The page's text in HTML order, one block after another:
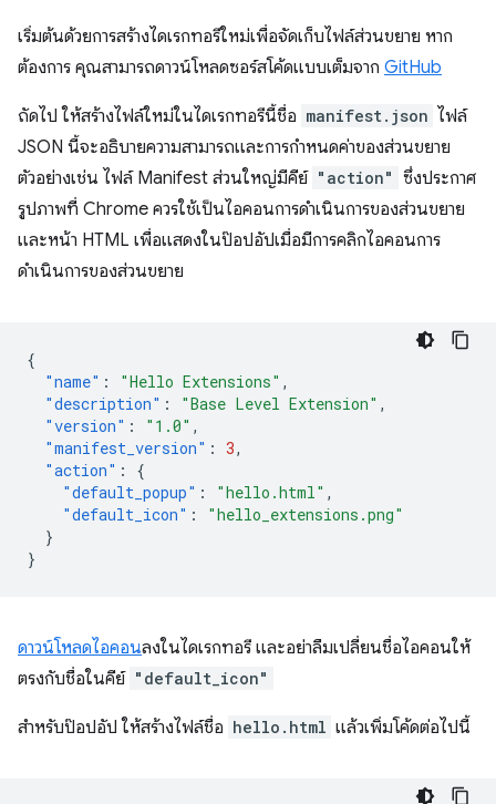
เริ่มต้นด้วยการสร้างไดเรกทอรีใหม่เพื่อจัดเก็บไฟล์ส่วนขยาย หาก
ต้องการ คุณสามารถดาวน์โหลดซอร์สโค้ดแบบเต็มจาก GitHub
ถัดไป ให้สร้างไฟล์ใหม่ในไดเรกทอรีนี้ชื่อ manifest.json ไฟล์
JSON นี้จะอธิบายความสามารถและการกําหนดค่าของส่วนขยาย
ตัวอย่างเช่น ไฟล์ Manifest ส่วนใหญ่มีคีย์ "action" ซึ่งประกาศ
รูปภาพที่ Chrome ควรใช้เป็นไอคอนการดำเนินการของส่วนขยาย
และหน้า HTML เพื่อแสดงในป๊อปอัปเมื่อมีการคลิกไอคอนการ
ดำเนินการของส่วนขยาย
{
"name" : "Hello Extensions" ,
"description" : "Base Level Extension" ,
"version" : "1.0" ,
"manifest_version" : 3,
"action" :
{
"default_popup" : "hello.html" ,
"default_icon" :
"hello_extensions.png"
}
}
ดาวน์โหลดไอคอนลงในไดเรกทอรี และอย่าลืมเปลี่ยนชื่อไอคอนให้
ตรงกับชื่อในคีย์ "default_icon"
สําหรับป๊อปอัป ให้สร้างไฟล์ชื่อ hello.html แล้วเพิ่มโค้ดต่อไปนี้